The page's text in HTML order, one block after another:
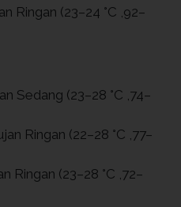
Ringan (23–24 °C ,92–
Sedang (23–28 °C ,74–
Ringan (22–28 °C ,77–
Ringan (23–28 °C ,72–